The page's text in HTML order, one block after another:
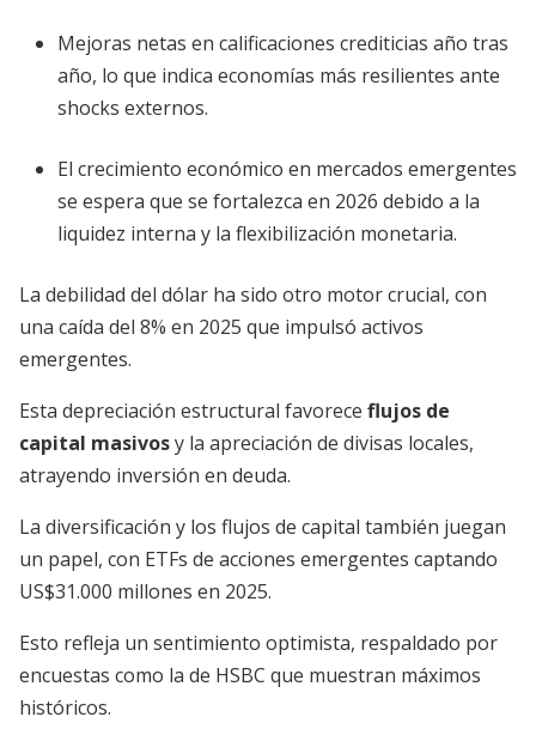
Mejoras netas en calificaciones crediticias año tras
año, lo que indica economías más resilientes ante
shocks externos.
El crecimiento económico en mercados emergentes
se espera que se fortalezca en 2026 debido a la
liquidez interna y la flexibilización monetaria.
La debilidad del dólar ha sido otro motor crucial, con
una caída del 8% en 2025 que impulsó activos
emergentes.
Esta depreciación estructural favorece flujos de
capital masivosy la apreciación de divisas locales,
atrayendo inversión en deuda.
La diversificación y los flujos de capital también juegan
un papel, con ETFs de acciones emergentes captando
US$31.000 millones en 2025.
Esto refleja un sentimiento optimista, respaldado por
encuestas como la de HSBC que muestran máximos
históricos.